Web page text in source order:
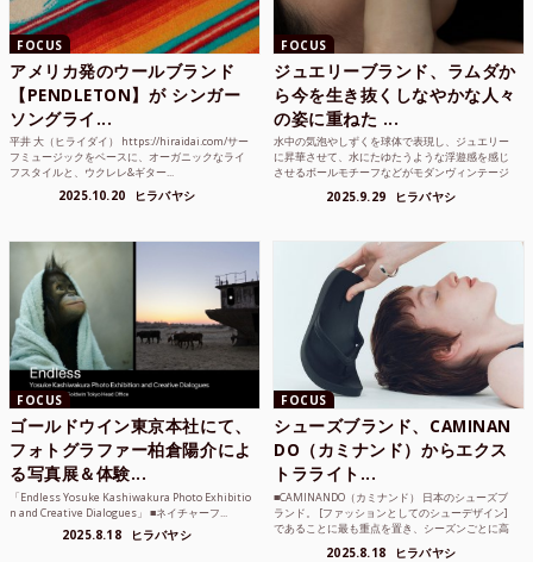
FOCUS
アメリカ発のウールブランド
【PENDLETON】が シンガー
ソングライ...
平井 大（ヒライダイ） https://hiraidai.com/サー
フミュージックをベースに、オーガニックなライ
フスタイルと、ウクレレ&ギター...
2025.10.20 ヒラバヤシ
FOCUS
ジュエリーブランド、ラムダか
ら今を生き抜くしなやかな人々
の姿に重ねた ...
水中の気泡やしずくを球体で表現し、ジュエリー
に昇華させて、水にたゆたうような浮遊感を感じ
させるボールモチーフなどがモダンヴィンテージ
2025.9.29 ヒラバヤシ
FOCUS
ゴールドウイン東京本社にて、
フォトグラファー柏倉陽介によ
る写真展＆体験...
「Endless Yosuke Kashiwakura Photo Exhibitio
n and Creative Dialogues」 ■ネイチャーフ...
2025.8.18 ヒラバヤシ
FOCUS
シューズブランド、CAMINAN
DO（カミナンド）からエクス
トラライト...
■CAMINANDO（カミナンド） 日本のシューズブ
ランド。 [ファッションとしてのシューデザイン]
であることに最も重点を置き、シーズンごとに高
2025.8.18 ヒラバヤシ